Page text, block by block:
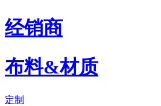
经销商
布料&材质
定制